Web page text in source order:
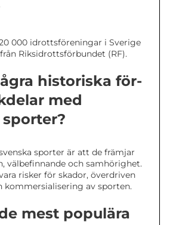
000 idrottsföreningar i Sverige
Riksidrottsförbundet (RF).
historiska för-
med
sporter är att de främjar
välbefinnande och samhörighet.
risker för skador, överdriven
kommersialisering av sporten.
mest populära